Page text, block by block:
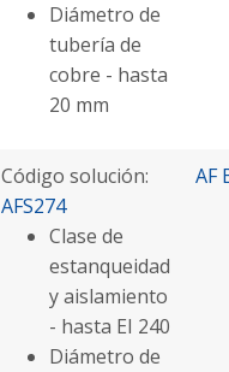
Diámetro de
tubería de
cobre - hasta
20 mm
Código solución:
AFS274
Clase de
estanqueidad
y aislamiento
- hasta EI 240
Diámetro de
AF